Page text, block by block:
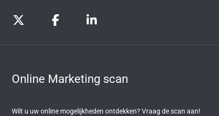
Online Marketing scan
Wilt u uw online mogelijkheden ontdekken? Vraag de scan aan!